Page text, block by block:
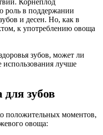
Корнеплод
роль в поддержании
и десен. Но, как в
к употреблению овоща
зубов, может ли
использования лучше
зубов
положительных моментов,
овоща: